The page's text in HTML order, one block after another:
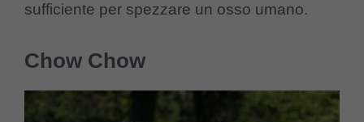
sufficiente per spezzare un osso umano.
Chow Chow